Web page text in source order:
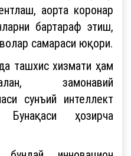
аорта коронар
бартараф этиш,
самараси юқори.
ташхис хизмати ҳам
замонавий
сунъий интеллект
ҳозирча